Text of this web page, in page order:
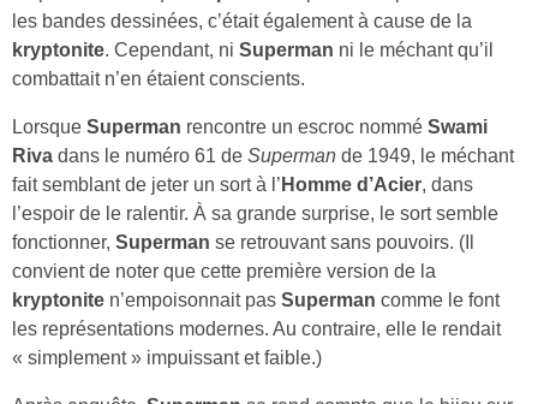
les bandes dessinées, c’était également à cause de la
kryptonite. Cependant, ni Superman ni le méchant qu’il
combattait n’en étaient conscients.
Lorsque Superman rencontre un escroc nommé Swami
Riva dans le numéro 61 de Superman de 1949, le méchant
fait semblant de jeter un sort à l’ Homme d’Acier, dans
l’espoir de le ralentir. À sa grande surprise, le sort semble
fonctionner, Superman se retrouvant sans pouvoirs. (Il
convient de noter que cette première version de la
kryptonite n’empoisonnait pas Superman comme le font
les représentations modernes. Au contraire, elle le rendait
« simplement » impuissant et faible.)